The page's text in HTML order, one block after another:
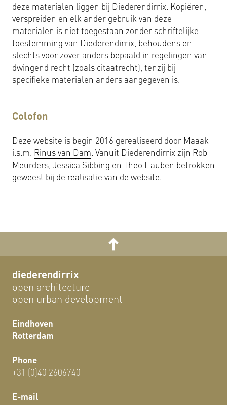
deze materialen liggen bij Diederendirrix. Kopiëren,
verspreiden en elk ander gebruik van deze
materialen is niet toegestaan zonder schriftelijke
toestemming van Diederendirrix, behoudens en
slechts voor zover anders bepaald in regelingen van
dwingend recht (zoals citaatrecht), tenzij bij
specifieke materialen anders aangegeven is.
Colofon
Deze website is begin 2016 gerealiseerd door Maaak
i.s.m. Rinus van Dam. Vanuit Diederendirrix zijn Rob
Meurders, Jessica Sibbing en Theo Hauben betrokken
geweest bij de realisatie van de website.
diederendirrix
open architecture
open urban development
Eindhoven
Rotterdam
Phone
+31 (0)40 2606740
E-mail